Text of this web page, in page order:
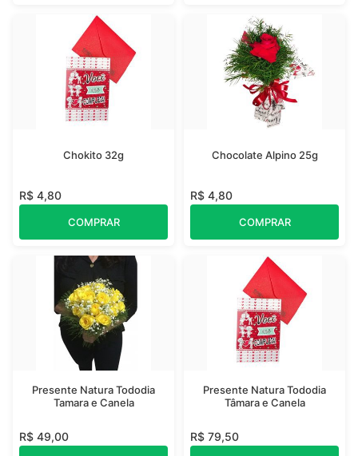
Chokito 32g
R$ 4,80
COMPRAR
Chocolate Alpino 25g
R$ 4,80
COMPRAR
Presente Natura Tododia
Tamara e Canela
R$ 49,00
Presente Natura Tododia
Tâmara e Canela
R$ 79,50